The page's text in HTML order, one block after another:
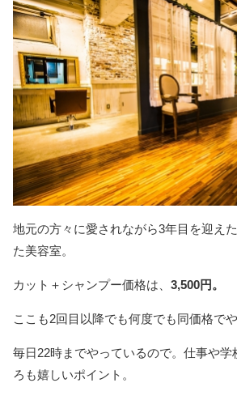
地元の方々に愛されながら3年目を迎え
た美容室。
カット＋シャンプー価格は、 3,500円。
ここも2回目以降でも何度でも同価格で
毎日22時までやっているので。仕事や学
ろも嬉しいポイント。